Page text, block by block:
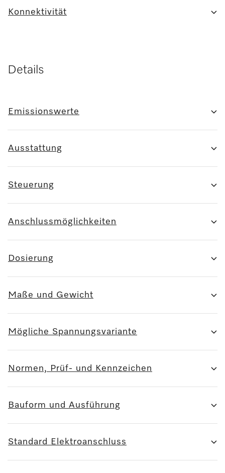
Konnektivität
Details
Emissionswerte
Ausstattung
Steuerung
Anschlussmöglichkeiten
Dosierung
Maße und Gewicht
Mögliche Spannungsvariante
Normen, Prüf- und Kennzeichen
Bauform und Ausführung
Standard Elektroanschluss